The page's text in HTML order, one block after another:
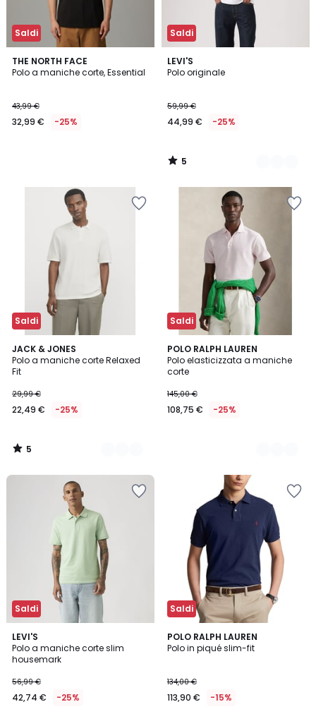
Saldi
THE NORTH FACE
Polo a maniche corte, Essential
43,99 €
32,99 € -25%
Saldi
LEVI'S
Polo originale
59,99 €
44,99 € -25%
5
/
2
Colori
5
/
Saldi
JACK & JONES
Polo a maniche corte Relaxed
Fit
29,99 €
22,49 € -25%
5
/
5
2
Colori
5
/
Saldi
POLO RALPH LAUREN
Polo elasticizzata a maniche
corte
145,00 €
108,75 € -25%
2
Colori
Saldi
LEVI'S
Polo a maniche corte slim
housemark
56,99 €
42,74 € -25%
Saldi
POLO RALPH LAUREN
Polo in piqué slim-fit
134,00 €
113,90 € -15%
5
/
3
Colori